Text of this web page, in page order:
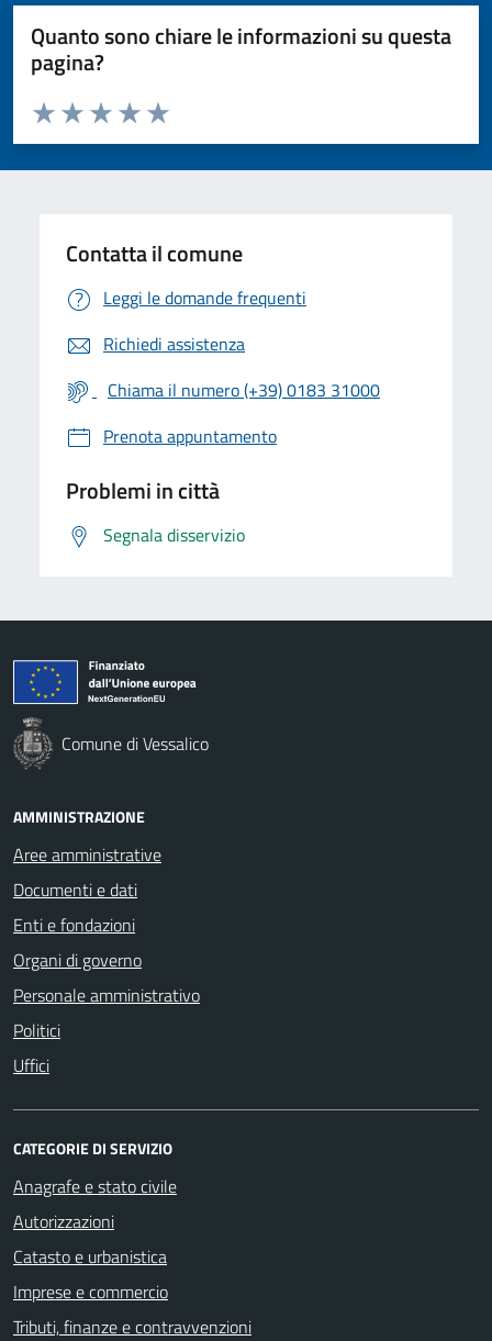
Quanto sono chiare le informazioni su questa
pagina?
Valuta da 1 a 5 stelle la pagina
Valuta 5 stelle su 5
Valuta 4 stelle su 5
Valuta 3 stelle su 5
Valuta 2 stelle su 5
Valuta 1 stelle su 5
Contatta il comune
Leggi le domande frequenti
Richiedi assistenza
Chiama il numero (+39) 0183 31000
Prenota appuntamento
Problemi in città
Segnala disservizio
Comune di Vessalico
AMMINISTRAZIONE
Aree amministrative
Documenti e dati
Enti e fondazioni
Organi di governo
Personale amministrativo
Politici
Uffici
CATEGORIE DI SERVIZIO
Anagrafe e stato civile
Autorizzazioni
Catasto e urbanistica
Imprese e commercio
Tributi, finanze e contravvenzioni